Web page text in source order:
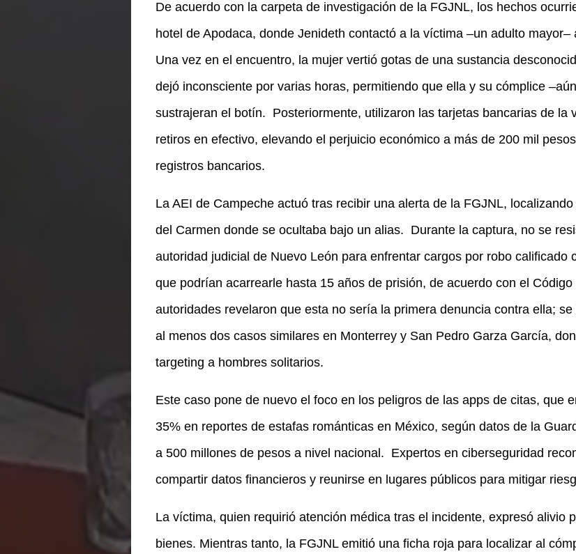
De acuerdo con la carpeta de investigación de la FGJNL, los hechos
hotel de Apodaca, donde Jenideth contactó a la víctima –un adulto
Una vez en el encuentro, la mujer vertió gotas de una sustancia
dejó inconsciente por varias horas, permitiendo que ella y su cómplice
sustrajeran el botín. Posteriormente, utilizaron las tarjetas bancarias de la
retiros en efectivo, elevando el perjuicio económico a más de 200 mil
registros bancarios.
La AEI de Campeche actuó tras recibir una alerta de la FGJNL,
del Carmen donde se ocultaba bajo un alias. Durante la captura, no se
autoridad judicial de Nuevo León para enfrentar cargos por robo calificado
que podrían acarrearle hasta 15 años de prisión, de acuerdo con el
autoridades revelaron que esta no sería la primera denuncia contra ella;
al menos dos casos similares en Monterrey y San Pedro Garza García,
targeting a hombres solitarios.
Este caso pone de nuevo el foco en los peligros de las apps de citas, que
35% en reportes de estafas románticas en México, según datos de la
a 500 millones de pesos a nivel nacional. Expertos en ciberseguridad
compartir datos financieros y reunirse en lugares públicos para mitigar
La víctima, quien requirió atención médica tras el incidente, expresó alivio
bienes. Mientras tanto, la FGJNL emitió una ficha roja para localizar al